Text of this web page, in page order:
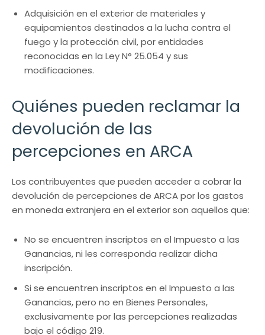
Adquisición en el exterior de materiales y
equipamientos destinados a la lucha contra el
fuego y la protección civil, por entidades
reconocidas en la Ley N° 25.054 y sus
modificaciones.
Quiénes pueden reclamar la
devolución de las
percepciones en ARCA
Los contribuyentes que pueden acceder a cobrar la
devolución de percepciones de ARCA por los gastos
en moneda extranjera en el exterior son aquellos que:
No se encuentren inscriptos en el Impuesto a las
Ganancias, ni les corresponda realizar dicha
inscripción.
Si se encuentren inscriptos en el Impuesto a las
Ganancias, pero no en Bienes Personales,
exclusivamente por las percepciones realizadas
bajo el código 219.